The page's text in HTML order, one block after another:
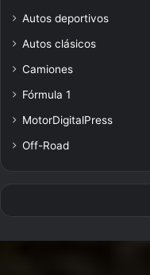
Autos deportivos
Autos clásicos
Camiones
Fórmula 1
MotorDigitalPress
Off-Road